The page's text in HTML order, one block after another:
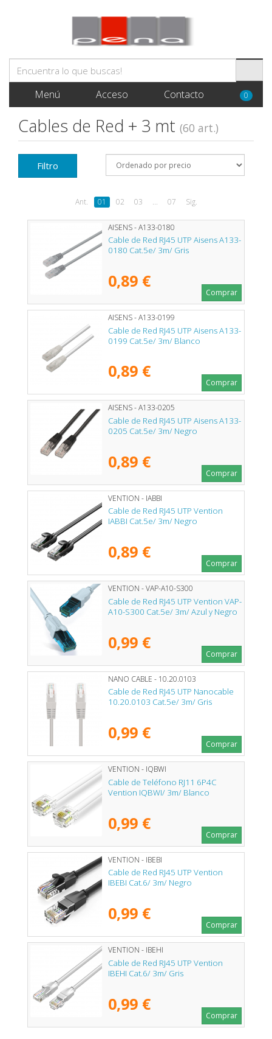
Menú Acceso Contacto 0
Cables de Red + 3 mt (60 art.)
Filtro
Ant. 01 02 03 ... 07 Sig.
AISENS - A133-0180
Cable de Red RJ45 UTP Aisens A133-
0180 Cat.5e/ 3m/ Gris
0,89 €
Comprar
AISENS - A133-0199
Cable de Red RJ45 UTP Aisens A133-
0199 Cat.5e/ 3m/ Blanco
0,89 €
Comprar
AISENS - A133-0205
Cable de Red RJ45 UTP Aisens A133-
0205 Cat.5e/ 3m/ Negro
0,89 €
Comprar
VENTION - IABBI
Cable de Red RJ45 UTP Vention
IABBI Cat.5e/ 3m/ Negro
0,89 €
Comprar
VENTION - VAP-A10-S300
Cable de Red RJ45 UTP Vention VAP-
A10-S300 Cat.5e/ 3m/ Azul y Negro
0,99 €
Comprar
NANO CABLE - 10.20.0103
Cable de Red RJ45 UTP Nanocable
10.20.0103 Cat.5e/ 3m/ Gris
0,99 €
Comprar
VENTION - IQBWI
Cable de Teléfono RJ11 6P4C
Vention IQBWI/ 3m/ Blanco
0,99 €
Comprar
VENTION - IBEBI
Cable de Red RJ45 UTP Vention
IBEBI Cat.6/ 3m/ Negro
0,99 €
Comprar
VENTION - IBEHI
Cable de Red RJ45 UTP Vention
IBEHI Cat.6/ 3m/ Gris
0,99 €
Comprar